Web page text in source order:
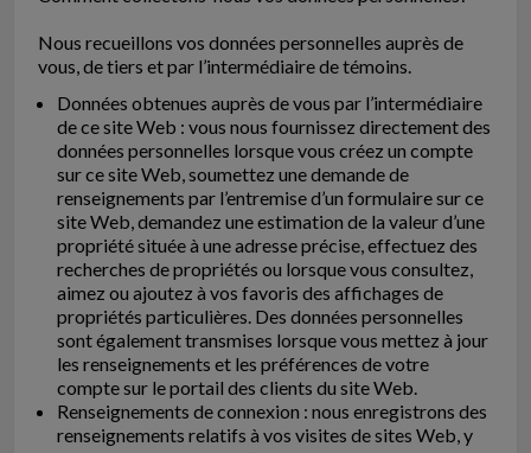
Nous recueillons vos données personnelles auprès de
vous, de tiers et par l’intermédiaire de témoins.
Données obtenues auprès de vous par l’intermédiaire
de ce site Web : vous nous fournissez directement des
données personnelles lorsque vous créez un compte
sur ce site Web, soumettez une demande de
renseignements par l’entremise d’un formulaire sur ce
site Web, demandez une estimation de la valeur d’une
propriété située à une adresse précise, effectuez des
recherches de propriétés ou lorsque vous consultez,
aimez ou ajoutez à vos favoris des affichages de
propriétés particulières. Des données personnelles
sont également transmises lorsque vous mettez à jour
les renseignements et les préférences de votre
compte sur le portail des clients du site Web.
Renseignements de connexion : nous enregistrons des
renseignements relatifs à vos visites de sites Web, y